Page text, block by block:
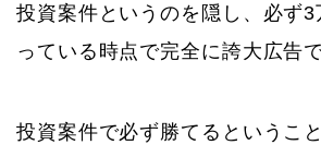
投資案件というのを隠し、必ず3
っている時点で完全に誇大広告で
投資案件で必ず勝てるというこ